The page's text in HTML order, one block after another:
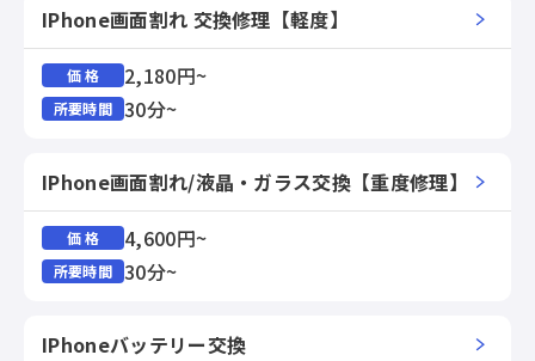
IPhone画面割れ 交換修理【軽度】
価 格 2,180円~
所要時間 30分~
IPhone画面割れ/液晶・ガラス交換【重度修理】
価 格 4,600円~
所要時間 30分~
IPhoneバッテリー交換